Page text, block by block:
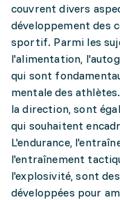
couvrent divers
développement des
sportif. Parmi les
l'alimentation,
qui sont
mentale des
la direction, sont
qui souhaitent
L'endurance,
l'entraînement
l'explosivité, sont
développées pour